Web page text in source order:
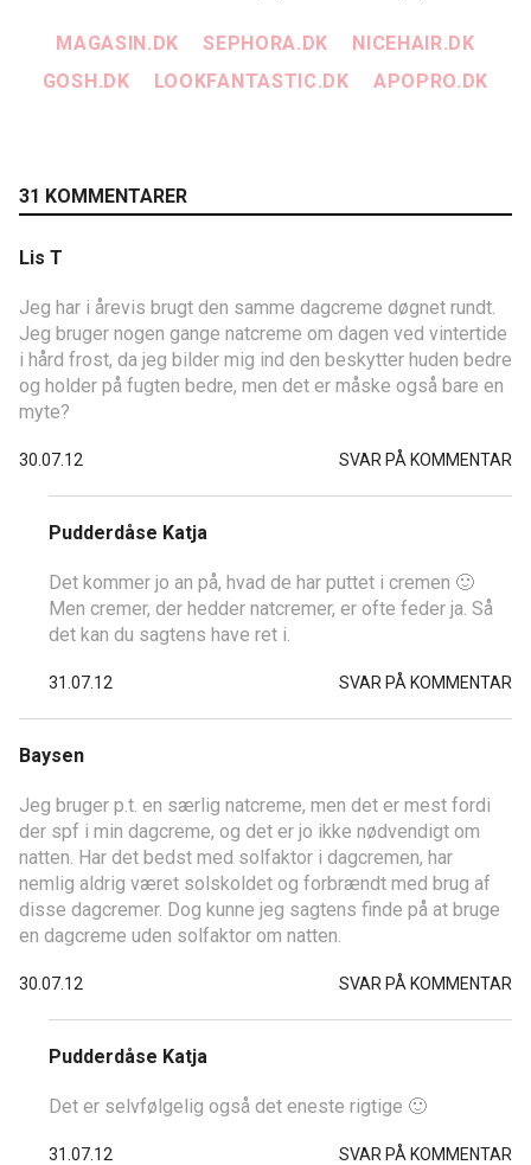
MAGASIN.DK SEPHORA.DK
NICEHAIR.DK
GOSH.DK
LOOKFANTASTIC.DK APOPRO.DK
31 KOMMENTARER
Lis T
Jeg har i årevis brugt den samme dagcreme døgnet rundt.
Jeg bruger nogen gange natcreme om dagen ved vintertide
i hård frost, da jeg bilder mig ind den beskytter huden bedre
og holder på fugten bedre, men det er måske også bare en
myte?
30.07.12 SVAR PÅ KOMMENTAR
Pudderdåse Katja
Det kommer jo an på, hvad de har puttet i cremen 🙂
Men cremer, der hedder natcremer, er ofte feder ja. Så
det kan du sagtens have ret i.
31.07.12 SVAR PÅ KOMMENTAR
Baysen
Jeg bruger p.t. en særlig natcreme, men det er mest fordi
der spf i min dagcreme, og det er jo ikke nødvendigt om
natten. Har det bedst med solfaktor i dagcremen, har
nemlig aldrig været solskoldet og forbrændt med brug af
disse dagcremer. Dog kunne jeg sagtens finde på at bruge
en dagcreme uden solfaktor om natten.
30.07.12 SVAR PÅ KOMMENTAR
Pudderdåse Katja
Det er selvfølgelig også det eneste rigtige 🙂
31.07.12 SVAR PÅ KOMMENTAR